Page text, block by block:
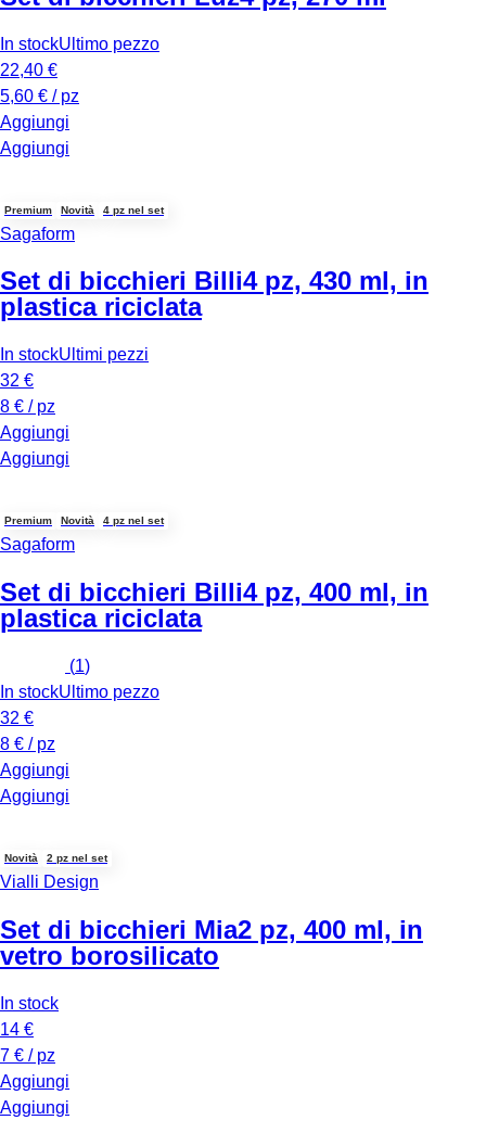
In stockUltimo pezzo
22,40 €
5,60 € / pz
Aggiungi
Aggiungi
Premium Novità 4 pz nel set
Sagaform
Set di bicchieri Billi4 pz, 430 ml, in
plastica riciclata
In stockUltimi pezzi
32 €
8 € / pz
Aggiungi
Aggiungi
Premium Novità 4 pz nel set
Sagaform
Set di bicchieri Billi4 pz, 400 ml, in
plastica riciclata
(1)
In stockUltimo pezzo
32 €
8 € / pz
Aggiungi
Aggiungi
Novità 2 pz nel set
Vialli Design
Set di bicchieri Mia2 pz, 400 ml, in
vetro borosilicato
In stock
14 €
7 € / pz
Aggiungi
Aggiungi